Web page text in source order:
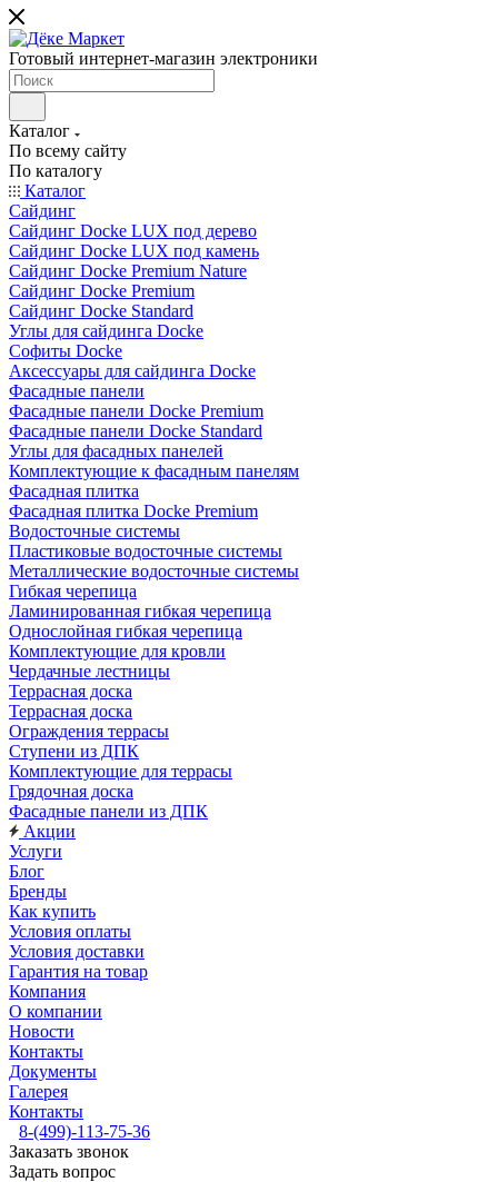
Готовый интернет-магазин электроники
Каталог
По всему сайту
По каталогу
Каталог
Сайдинг
Сайдинг Docke LUX под дерево
Сайдинг Docke LUX под камень
Сайдинг Docke Premium Nature
Сайдинг Docke Premium
Сайдинг Docke Standard
Углы для сайдинга Docke
Софиты Docke
Аксессуары для сайдинга Docke
Фасадные панели
Фасадные панели Docke Premium
Фасадные панели Docke Standard
Углы для фасадных панелей
Комплектующие к фасадным панелям
Фасадная плитка
Фасадная плитка Docke Premium
Водосточные системы
Пластиковые водосточные системы
Металлические водосточные системы
Гибкая черепица
Ламинированная гибкая черепица
Однослойная гибкая черепица
Комплектующие для кровли
Чердачные лестницы
Террасная доска
Террасная доска
Ограждения террасы
Ступени из ДПК
Комплектующие для террасы
Грядочная доска
Фасадные панели из ДПК
Акции
Услуги
Блог
Бренды
Как купить
Условия оплаты
Условия доставки
Гарантия на товар
Компания
О компании
Новости
Контакты
Документы
Галерея
Контакты
8-(499)-113-75-36
Заказать звонок
Задать вопрос